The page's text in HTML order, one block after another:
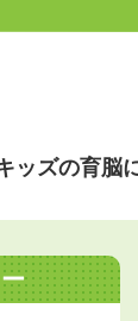
ッズの育脳